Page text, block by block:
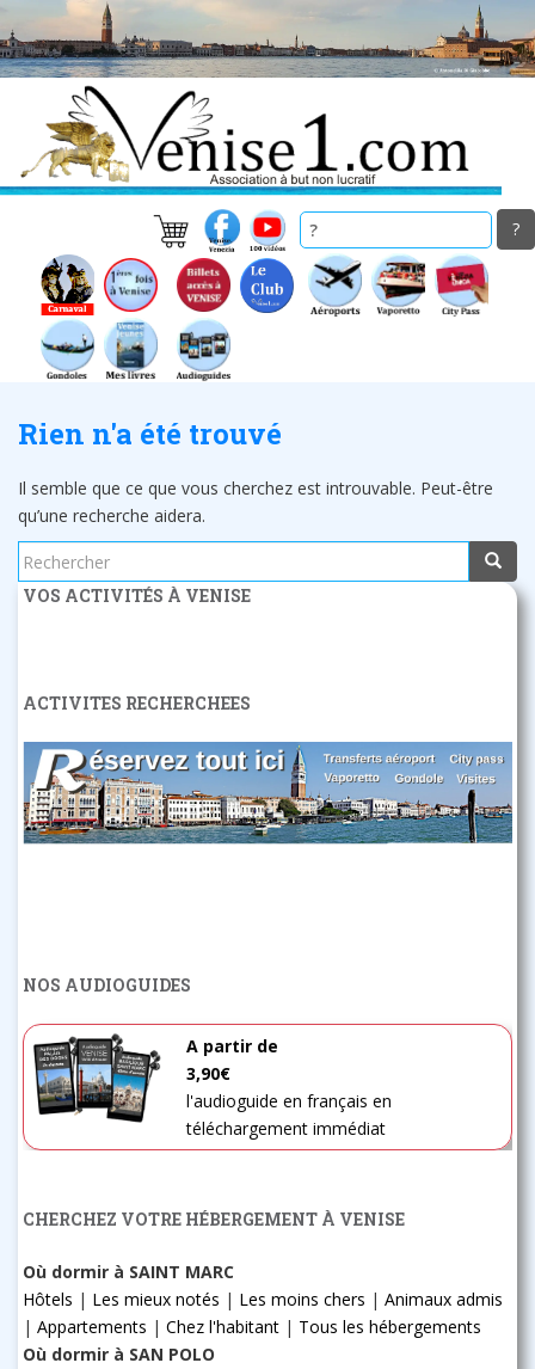
to
main
Rien n'a été trouvé
Il semble que ce que vous cherchez est introuvable. Peut-être
qu’une recherche aidera.
Rechercher...
VOS ACTIVITÉS À VENISE
ACTIVITES RECHERCHEES
NOS AUDIOGUIDES
A partir de
3,90€
l'audioguide en français en
téléchargement immédiat
CHERCHEZ VOTRE HÉBERGEMENT À VENISE
Où dormir à SAINT MARC
Hôtels | Les mieux notés | Les moins chers | Animaux admis
| Appartements | Chez l'habitant | Tous les hébergements
Où dormir à SAN POLO